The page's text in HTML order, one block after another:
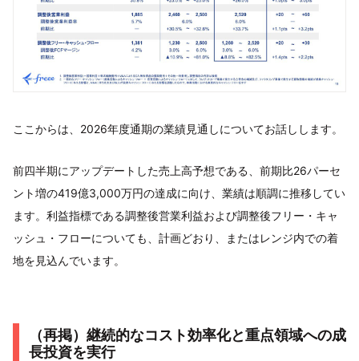
ここからは、2026年度通期の業績見通しについてお話しします。
前四半期にアップデートした売上高予想である、前期比26パーセ
ント増の419億3,000万円の達成に向け、業績は順調に推移してい
ます。利益指標である調整後営業利益および調整後フリー・キャ
ッシュ・フローについても、計画どおり、またはレンジ内での着
地を見込んでいます。
（再掲）継続的なコスト効率化と重点領域への成
長投資を実行